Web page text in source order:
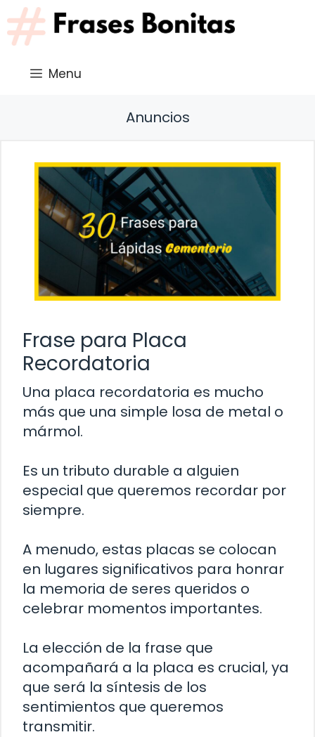
Saltar
al
contenido
Menu
Anuncios
Frase para Placa
Recordatoria
Una placa recordatoria es mucho
más que una simple losa de metal o
mármol.
Es un tributo durable a alguien
especial que queremos recordar por
siempre.
A menudo, estas placas se colocan
en lugares significativos para honrar
la memoria de seres queridos o
celebrar momentos importantes.
La elección de la frase que
acompañará a la placa es crucial, ya
que será la síntesis de los
sentimientos que queremos
transmitir.